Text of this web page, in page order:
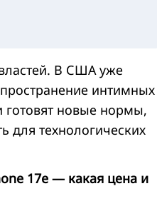
В США уже
интимных
готовят новые нормы,
для технологических
17e — какая цена и